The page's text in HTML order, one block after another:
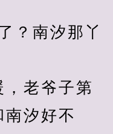
南汐那丫
老爷子第
汐好不